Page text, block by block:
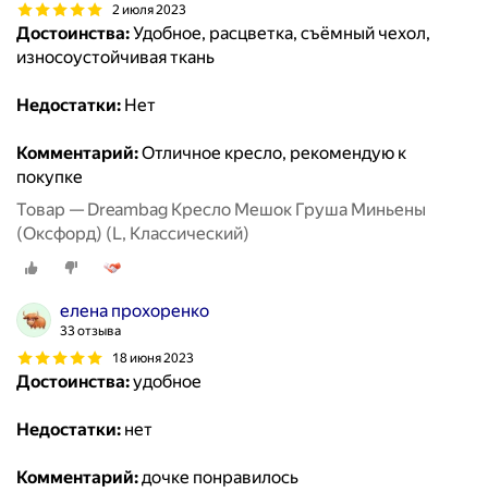
2 июля 2023
Достоинства:Удобное, расцветка, съёмный чехол,
износоустойчивая ткань
Недостатки: Нет
Комментарий:Отличное кресло, рекомендую к
покупке
Товар — Dreambag Кресло Мешок Груша Миньены
(Оксфорд) (L, Классический)
елена прохоренко
33 отзыва
18 июня 2023
Достоинства:удобное
Недостатки: нет
Комментарий:дочке понравилось